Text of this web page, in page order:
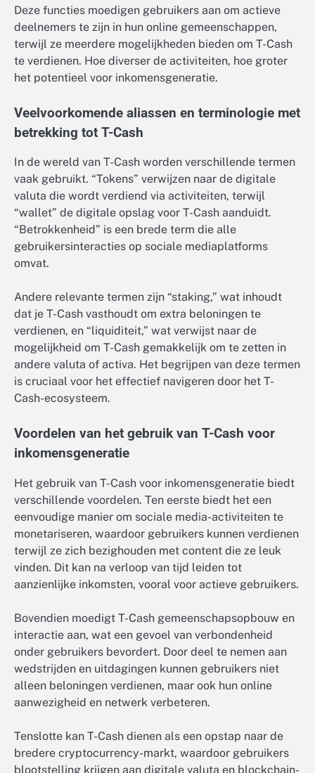
Deze functies moedigen gebruikers aan om actieve
deelnemers te zijn in hun online gemeenschappen,
terwijl ze meerdere mogelijkheden bieden om T-Cash
te verdienen. Hoe diverser de activiteiten, hoe groter
het potentieel voor inkomensgeneratie.
Veelvoorkomende aliassen en terminologie met
betrekking tot T-Cash
In de wereld van T-Cash worden verschillende termen
vaak gebruikt. “Tokens” verwijzen naar de digitale
valuta die wordt verdiend via activiteiten, terwijl
“wallet” de digitale opslag voor T-Cash aanduidt.
“Betrokkenheid” is een brede term die alle
gebruikersinteracties op sociale mediaplatforms
omvat.
Andere relevante termen zijn “staking,” wat inhoudt
dat je T-Cash vasthoudt om extra beloningen te
verdienen, en “liquiditeit,” wat verwijst naar de
mogelijkheid om T-Cash gemakkelijk om te zetten in
andere valuta of activa. Het begrijpen van deze termen
is cruciaal voor het effectief navigeren door het T-
Cash-ecosysteem.
Voordelen van het gebruik van T-Cash voor
inkomensgeneratie
Het gebruik van T-Cash voor inkomensgeneratie biedt
verschillende voordelen. Ten eerste biedt het een
eenvoudige manier om sociale media-activiteiten te
monetariseren, waardoor gebruikers kunnen verdienen
terwijl ze zich bezighouden met content die ze leuk
vinden. Dit kan na verloop van tijd leiden tot
aanzienlijke inkomsten, vooral voor actieve gebruikers.
Bovendien moedigt T-Cash gemeenschapsopbouw en
interactie aan, wat een gevoel van verbondenheid
onder gebruikers bevordert. Door deel te nemen aan
wedstrijden en uitdagingen kunnen gebruikers niet
alleen beloningen verdienen, maar ook hun online
aanwezigheid en netwerk verbeteren.
Tenslotte kan T-Cash dienen als een opstap naar de
bredere cryptocurrency-markt, waardoor gebruikers
blootstelling krijgen aan digitale valuta en blockchain-